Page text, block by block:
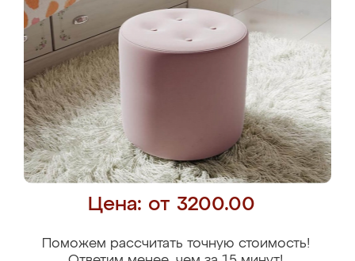
Цена: от 3200.00
Поможем рассчитать точную стоимость!